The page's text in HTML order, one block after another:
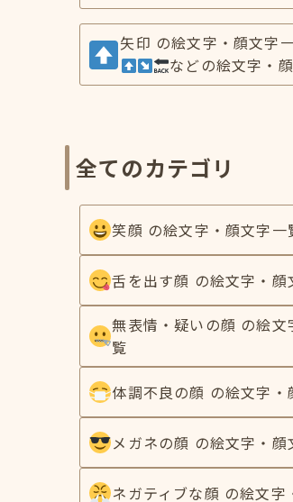
矢印 の絵文字・顔文字
などの絵文字・
全てのカテゴリ
笑顔 の絵文字・顔文字一
舌を出す顔 の絵文字・顔
無表情・疑いの顔 の絵文
覧
体調不良の顔 の絵文字・
メガネの顔 の絵文字・顔
ネガティブな顔 の絵文字